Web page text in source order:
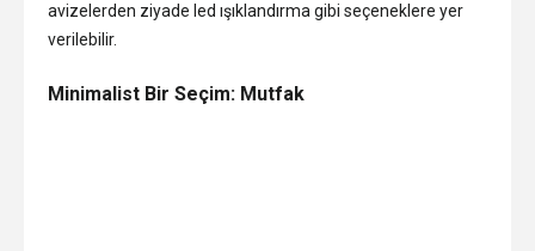
avizelerden ziyade led ışıklandırma gibi seçeneklere yer
verilebilir.
Minimalist Bir Seçim: Mutfak